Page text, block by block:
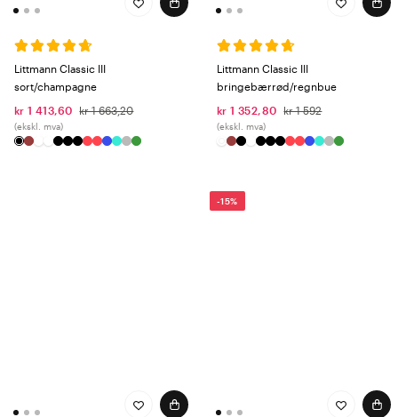
Littmann Classic III
sort/champagne
kr 1 413,60
kr 1 663,20
(ekskl. mva)
Littmann Classic III
bringebærrød/regnbue
kr 1 352,80
kr 1 592
(ekskl. mva)
-15%